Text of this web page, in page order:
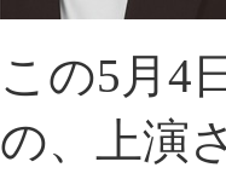
この5月4
の、上演